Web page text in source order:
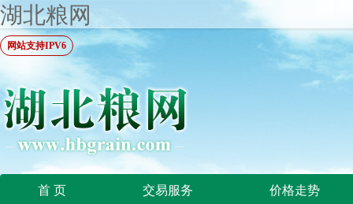
湖北粮网
网站支持IPV6
首 页 交易服务 价格走势